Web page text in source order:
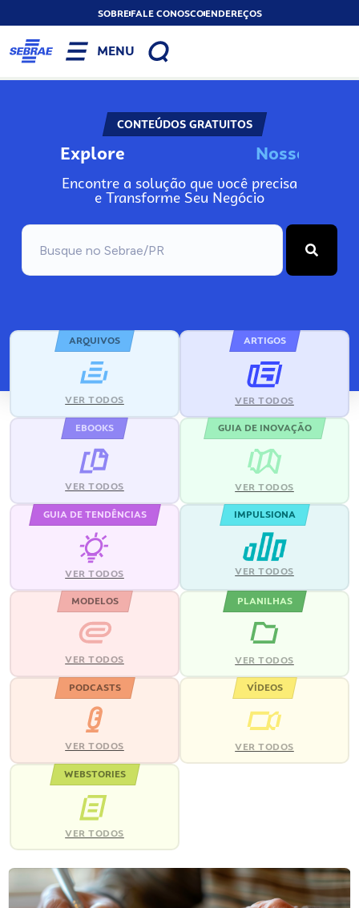
SOBREFALE CONOSCOENDEREÇOS
MENU
CONTEÚDOS GRATUITOS
Explore No
Encontre a solução que você precisa
e Transforme Seu Negócio
ARQUIVOS
VER TODOS
ARTIGOS
VER TODOS
EBOOKS
VER TODOS
GUIA DE INOVAÇÃO
VER TODOS
GUIA DE TENDÊNCIAS
VER TODOS
IMPULSIONA
VER TODOS
MODELOS
VER TODOS
PLANILHAS
VER TODOS
PODCASTS
VER TODOS
VÍDEOS
VER TODOS
WEBSTORIES
VER TODOS